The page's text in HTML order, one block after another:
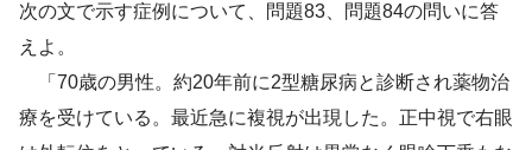
内側直筋
動眼神経
次の文で示す症例について、問題83、問題84の問いに答
えよ。
「70歳の男性。約20年前に2型糖尿病と診断され薬物治
療を受けている。最近急に複視が出現した。正中視で右眼